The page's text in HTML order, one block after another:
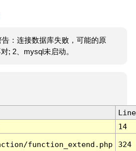
：连接数据库失败，可能的原
; 2、mysql未启动。
Line
14
function_extend.php 324